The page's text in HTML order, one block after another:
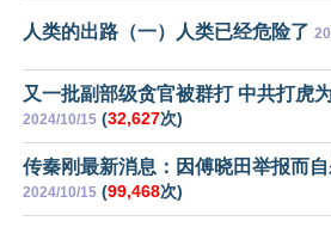
人类的出路（一）人类已经危险了
又一批副部级贪官被群打 中共打虎
2024/10/15 (32,627次)
传秦刚最新消息：因傅晓田举报而
2024/10/15 (99,468次)